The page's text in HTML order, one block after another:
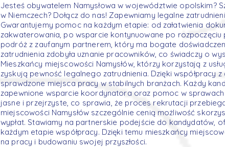
Jesteś obywatelem Namysłowa w województwie opolskim?
w Niemczech? Dołącz do nas! Zapewniamy legalne
Gwarantujemy pomoc na każdym etapie: od załatwienia
zakwaterowania, po wsparcie kontynuowane po
podróż z zaufanym partnerem, który ma bogate
zatrudnienia zdobyła uznanie pracowników, co świadczy o
Mieszkańcy miejscowości Namysłów, którzy korzystają z
zyskują pewność legalnego zatrudnienia. Dzięki współpracy
sprawdzone miejsca pracy w stabilnych branżach. Każdy
zapewnione wsparcie koordynatora oraz pomoc w
jasne i przejrzyste, co sprawia, że proces rekrutacji
miejscowości Namysłów szczególnie cenią możliwość
wypłat. Stawiamy na partnerskie podejście do kandydatów,
każdym etapie współpracy. Dzięki temu mieszkańcy
na pracy i budowaniu swojej przyszłości.